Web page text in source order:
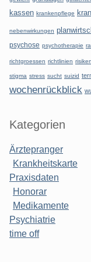
kassen krankenpflege
nebenwirkungen
psychose psychotherapie
richtgroessen richtlinien risiken
stigma stress sucht suizid
wochenrückblick
Kategorien
Ärztepranger
Krankheitskarte
Praxisdaten
Honorar
Medikamente
Psychiatrie
time off